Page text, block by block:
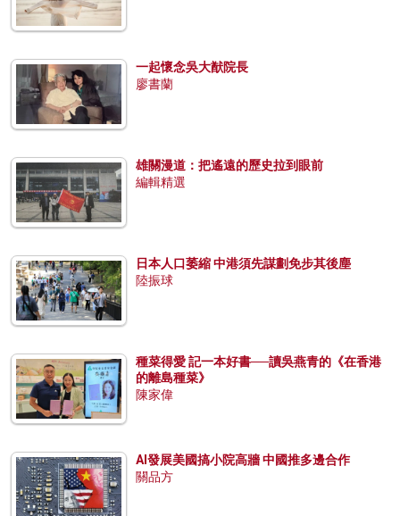
一起懷念吳大猷院長
廖書蘭
雄關漫道：把遙遠的歷史拉到眼前
編輯精選
日本人口萎縮 中港須先謀劃免步其後塵
陸振球
種菜得愛 記一本好書──讀吳燕青的《在香港
的離島種菜》
陳家偉
AI發展美國搞小院高牆 中國推多邊合作
關品方